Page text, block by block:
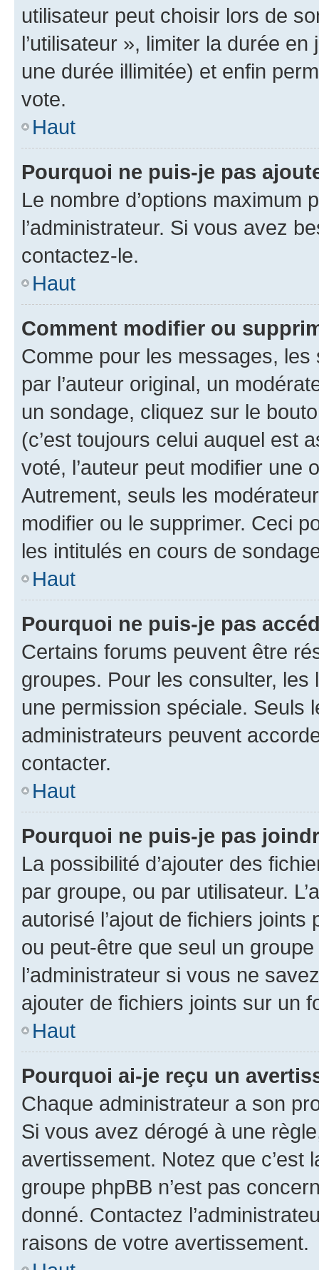
utilisateur peut choisir lors de
l’utilisateur », limiter la durée
une durée illimitée) et enfin
vote.
Haut
Pourquoi ne puis-je pas
Le nombre d’options maximum
l’administrateur. Si vous avez
contactez-le.
Haut
Comment modifier ou
Comme pour les messages,
par l’auteur original, un
un sondage, cliquez sur le
(c’est toujours celui auquel est
voté, l’auteur peut modifier une
Autrement, seuls les
modifier ou le supprimer. Ceci
les intitulés en cours de
Haut
Pourquoi ne puis-je pas
Certains forums peuvent être
groupes. Pour les consulter,
une permission spéciale. Seuls
administrateurs peuvent
contacter.
Haut
Pourquoi ne puis-je pas
La possibilité d’ajouter des
par groupe, ou par utilisateur.
autorisé l’ajout de fichiers
ou peut-être que seul un
l’administrateur si vous ne
ajouter de fichiers joints sur un
Haut
Pourquoi ai-je reçu un
Chaque administrateur a son
Si vous avez dérogé à une
avertissement. Notez que c’est
groupe phpBB n’est pas
donné. Contactez
raisons de votre avertissement.